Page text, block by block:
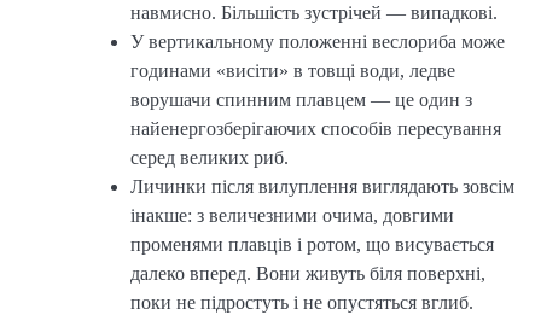
навмисно. Більшість зустрічей — випадкові.
У вертикальному положенні веслориба може
годинами «висіти» в товщі води, ледве
ворушачи спинним плавцем — це один з
найенергозберігаючих способів пересування
серед великих риб.
Личинки після вилуплення виглядають зовсім
інакше: з величезними очима, довгими
променями плавців і ротом, що висувається
далеко вперед. Вони живуть біля поверхні,
поки не підростуть і не опустяться вглиб.